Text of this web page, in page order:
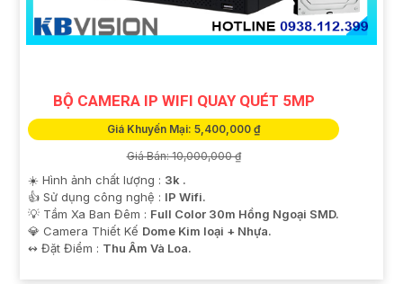
BỘ CAMERA IP WIFI QUAY QUÉT 5MP
Giá Khuyến Mại: 5,400,000 ₫
Giá Bán: 10,000,000 ₫
☀️ Hình ảnh chất lượng : 3k .
👍 Sử dụng công nghệ : IP Wifi.
💡 Tầm Xa Ban Đêm : Full Color 30m Hồng Ngoại SMD.
💎 Camera Thiết Kế Dome Kim loại + Nhựa.
️↭ Đặt Điểm : Thu Âm Và Loa.